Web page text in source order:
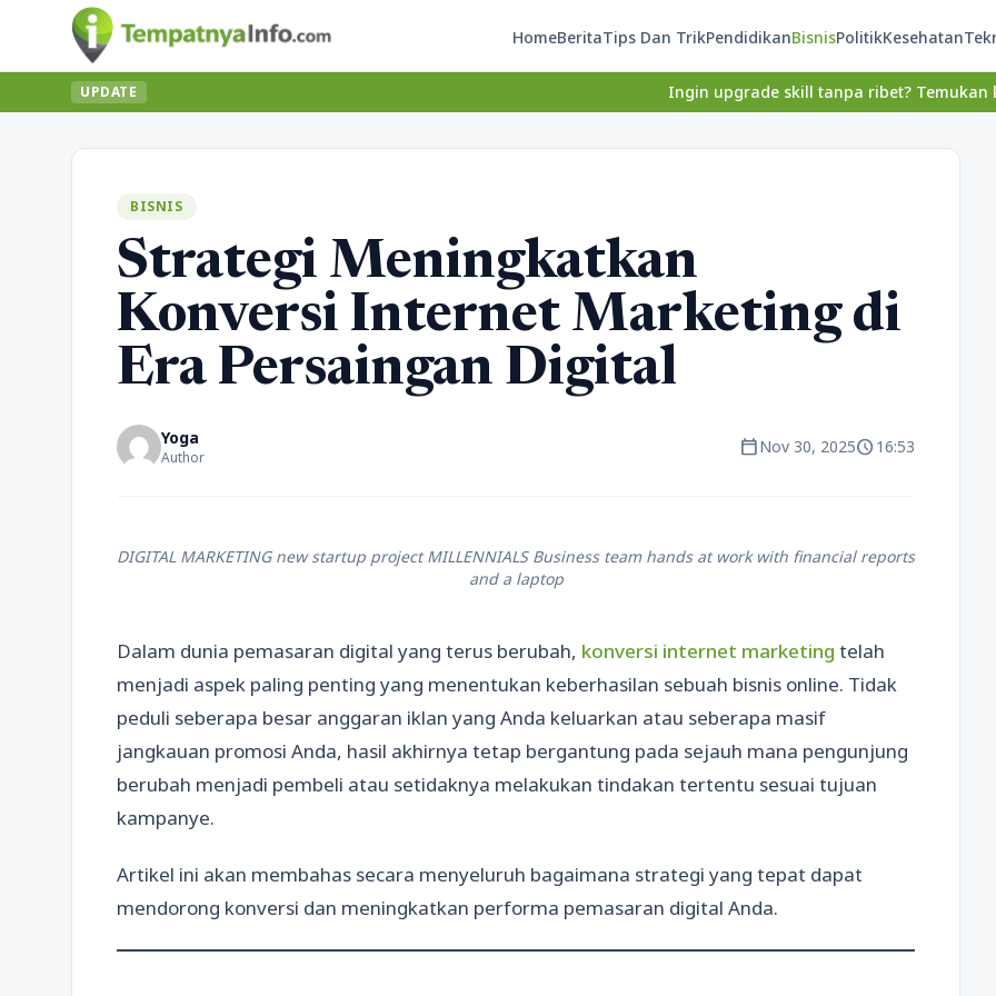
HomeBeritaTips Dan TrikPendidikanBisnisPolitikKesehatan
UPDATE Ingin upgrade skill tanpa ribet? Temukan kelas seru
BISNIS
Strategi Meningkatkan
Konversi Internet Marketing di
Era Persaingan Digital
Yoga
Author calendar_todayNov 30, 2025schedule16:53
DIGITAL MARKETING new startup project MILLENNIALS Business team hands at work with financial reports
and a laptop
Dalam dunia pemasaran digital yang terus berubah, konversi internet marketing telah
menjadi aspek paling penting yang menentukan keberhasilan sebuah bisnis online. Tidak
peduli seberapa besar anggaran iklan yang Anda keluarkan atau seberapa masif
jangkauan promosi Anda, hasil akhirnya tetap bergantung pada sejauh mana pengunjung
berubah menjadi pembeli atau setidaknya melakukan tindakan tertentu sesuai tujuan
kampanye.
Artikel ini akan membahas secara menyeluruh bagaimana strategi yang tepat dapat
mendorong konversi dan meningkatkan performa pemasaran digital Anda.